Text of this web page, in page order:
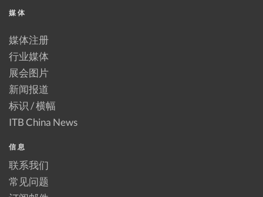
媒体
媒体注册
行业媒体
展会图片
新闻报道
标识 / 横幅
ITB China News
信息
联系我们
常见问题